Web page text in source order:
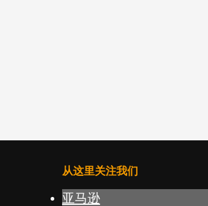
从这里关注我们
亚马逊